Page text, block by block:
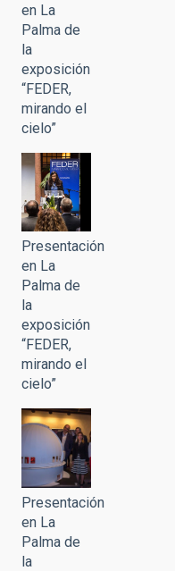
en La
Palma de
la
exposición
“FEDER,
mirando el
cielo”
Presentación
en La
Palma de
la
exposición
“FEDER,
mirando el
cielo”
Presentación
en La
Palma de
la